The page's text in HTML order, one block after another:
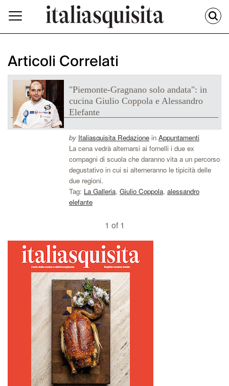
Articoli Correlati
"Piemonte-Gragnano solo andata": in
cucina Giulio Coppola e Alessandro
Elefante
by Italiasquisita Redazione in Appuntamenti
La cena vedrà alternarsi ai fornelli i due ex
compagni di scuola che daranno vita a un percorso
degustativo in cui si alterneranno le tipicità delle
due regioni.
Tag: La Galleria, Giulio Coppola, alessandro
elefante
1 of 1